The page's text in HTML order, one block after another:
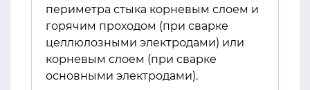
периметра стыка корневым слоем и
горячим проходом (при сварке
целлюлозными электродами) или
корневым слоем (при сварке
основными электродами).